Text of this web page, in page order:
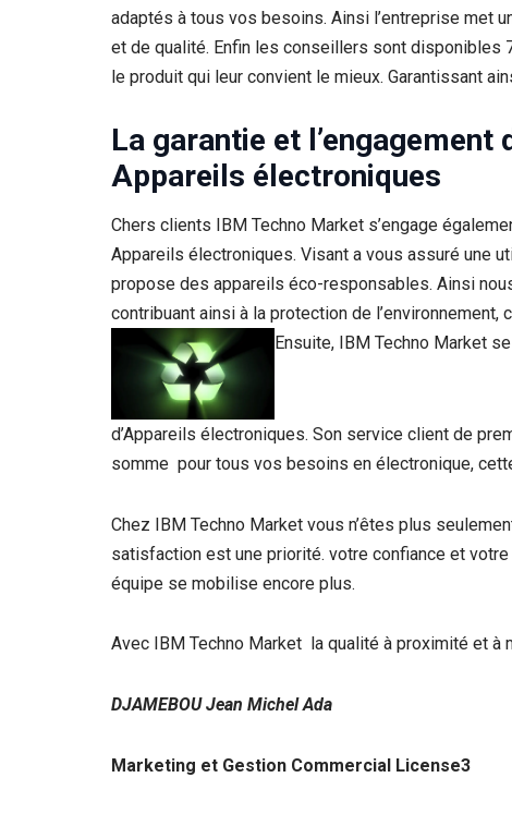
adaptés à tous vos besoins. Ainsi l’entreprise met
et de qualité. Enfin les conseillers sont
le produit qui leur convient le mieux. Garantissant
La garantie et l’engagement
Appareils électroniques
Chers clients IBM Techno Market s’engage
Appareils électroniques. Visant a vous assuré une
propose des appareils éco-responsables. Ainsi
contribuant ainsi à la protection de l’environnement,
Ensuite, IBM Techno Market
d’Appareils électroniques. Son service client de
somme pour tous vos besoins en électronique,
Chez IBM Techno Market vous n’êtes plus
satisfaction est une priorité. votre confiance et
équipe se mobilise encore plus.
Avec IBM Techno Market la qualité à proximité et à
DJAMEBOU Jean Michel Ada
Marketing et Gestion Commercial License3